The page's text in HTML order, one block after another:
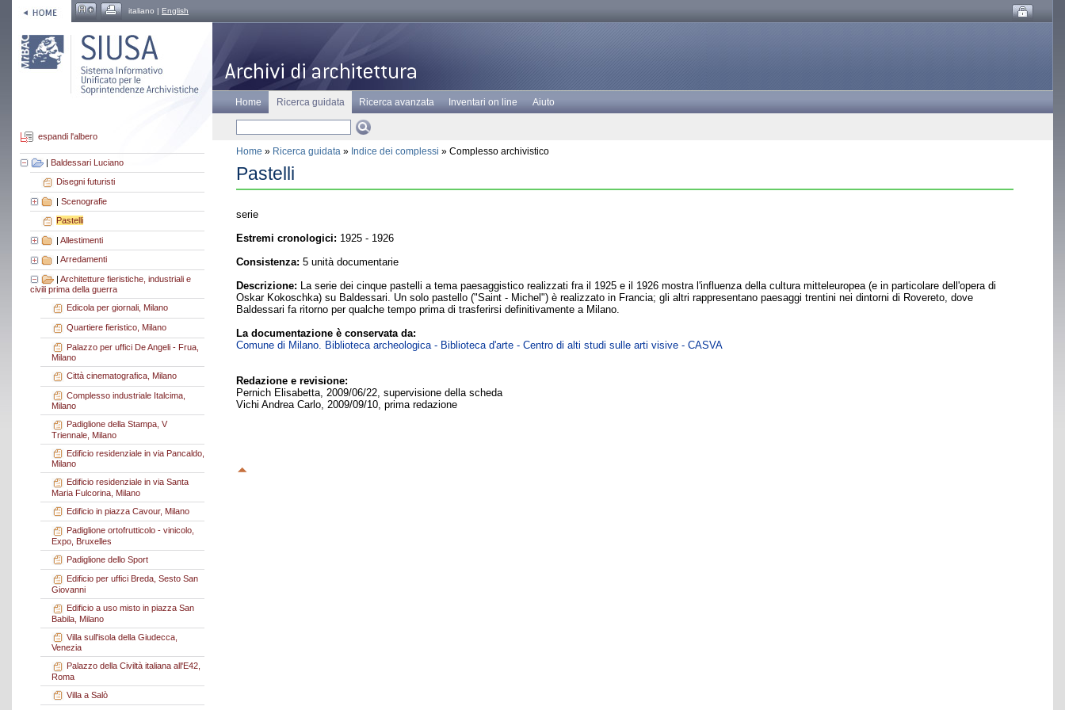
italiano | English
espandi l'albero
| Baldessari Luciano
Disegni futuristi
| Scenografie
Pastelli
| Allestimenti
Arredamenti
| Architetture fieristiche, industriali e
civili prima della guerra
Edicola per giornali, Milano
Quartiere fieristico, Milano
Palazzo per uffici De Angeli - Frua,
Milano
Città cinematografica, Milano
Complesso industriale Italcima,
Milano
Padiglione della Stampa, V
Triennale, Milano
Edificio residenziale in via Pancaldo,
Milano
Edificio residenziale in via Santa
Maria Fulcorina, Milano
Edificio in piazza Cavour, Milano
Padiglione ortofrutticolo - vinicolo,
Expo, Bruxelles
Padiglione dello Sport
Edificio per uffici Breda, Sesto San
Giovanni
Edificio a uso misto in piazza San
Babila, Milano
Villa sull'isola della Giudecca,
Venezia
Palazzo della Civiltà italiana all'E42,
Roma
Villa a Salò
Home Ricerca guidata Ricerca avanzata Inventari on line Aiuto
Home » Ricerca guidata » Indice dei complessi » Complesso archivistico
Pastelli
serie
Estremi cronologici: 1925 - 1926
Consistenza: 5 unità documentarie
Descrizione: La serie dei cinque pastelli a tema paesaggistico realizzati fra il 1925 e il 1926 mostra l'influenza della cultura mitteleuropea (e in particolare dell'opera di
Oskar Kokoschka) su Baldessari. Un solo pastello ("Saint - Michel") è realizzato in Francia; gli altri rappresentano paesaggi trentini nei dintorni di Rovereto, dove
Baldessari fa ritorno per qualche tempo prima di trasferirsi definitivamente a Milano.
La documentazione è conservata da:
Comune di Milano. Biblioteca archeologica - Biblioteca d'arte - Centro di alti studi sulle arti visive - CASVA
Redazione e revisione:
Pernich Elisabetta, 2009/06/22, supervisione della scheda
Vichi Andrea Carlo, 2009/09/10, prima redazione